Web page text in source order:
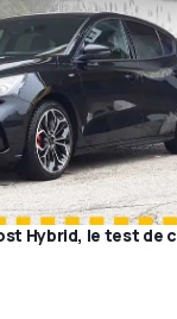
Hybrid, le test de